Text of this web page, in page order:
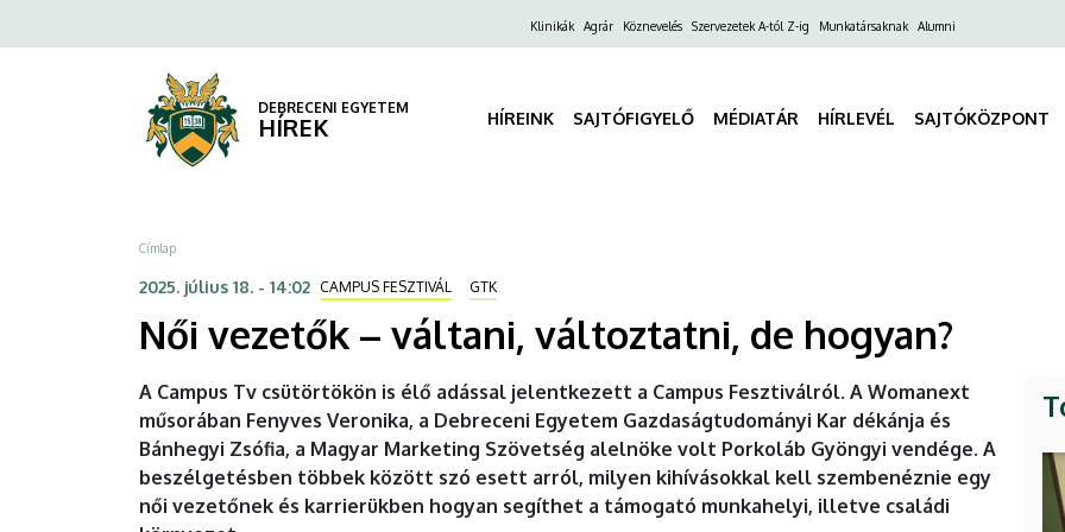
hogyan?
DEBRECENI
EGYETEM
a
FelsőKlinikák Agrár Köznevelés Szervezetek A-tól Z-ig Munkatársaknak Alumni
DEBRECENI EGYETEM
HÍREK HÍREINK SAJTÓFIGYELŐ MÉDIATÁR HÍRLEVÉL SAJTÓKÖZPONT
Morzsa
Címlap
2025. július 18. - 14:02 CAMPUS FESZTIVÁL GTK
Női vezetők – váltani, változtatni, de hogyan?
A Campus Tv csütörtökön is élő adással jelentkezett a Campus Fesztiválról. A Womanext
műsorában Fenyves Veronika, a Debreceni Egyetem Gazdaságtudományi Kar dékánja és
Bánhegyi Zsófia, a Magyar Marketing Szövetség alelnöke volt Porkoláb Gyöngyi vendége. A
beszélgetésben többek között szó esett arról, milyen kihívásokkal kell szembenéznie egy
női vezetőnek és karrierükben hogyan segíthet a támogató munkahelyi, illetve családi